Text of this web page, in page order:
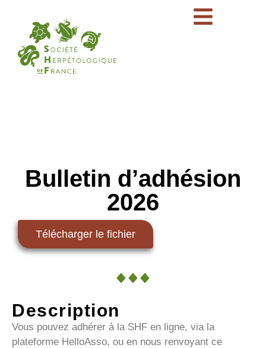
Bulletin d’adhésion
2026
Télécharger le fichier
Description
Vous pouvez adhérer à la SHF en ligne, via la
plateforme HelloAsso, ou en nous renvoyant ce